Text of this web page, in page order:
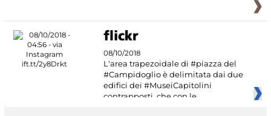
08/10/2018
L'area trapezoidale di #piazza del
#Campidoglio è delimitata dai due
edifici dei #MuseiCapitolini
contrapposti, che con le